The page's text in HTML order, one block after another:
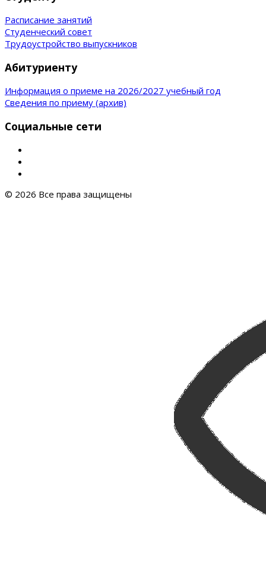
Расписание занятий
Студенческий совет
Трудоустройство выпускников
Абитуриенту
Информация о приеме на 2026/2027 учебный год
Сведения по приему (архив)
Социальные сети
© 2026 Все права защищены